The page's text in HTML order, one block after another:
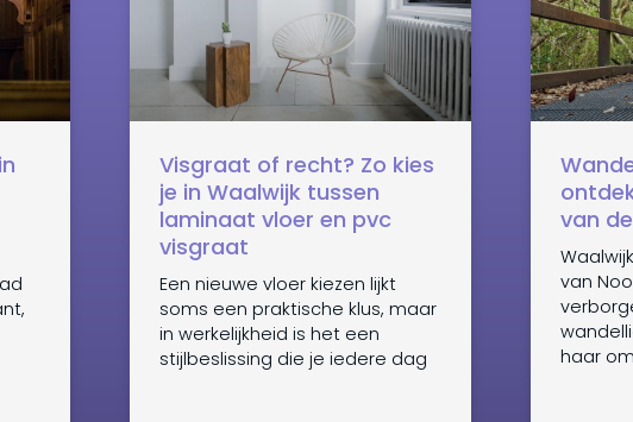
Visgraat of recht? Zo kies
je in Waalwijk tussen
laminaat vloer en pvc
visgraat
Een nieuwe vloer kiezen lijkt
soms een praktische klus, maar
in werkelijkheid is het een
stijlbeslissing die je iedere dag
van
van
haar